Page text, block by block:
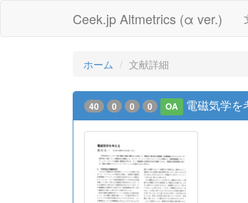
Ceek.jp Altmetrics (α ver.)
ホーム 文献詳細
40 0 0 0 OA 電磁気学を